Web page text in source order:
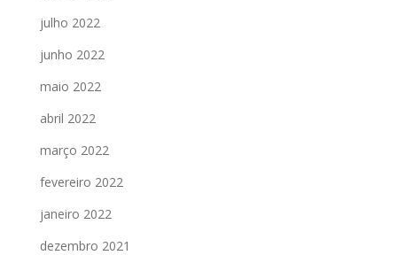
julho 2022
junho 2022
maio 2022
abril 2022
março 2022
fevereiro 2022
janeiro 2022
dezembro 2021